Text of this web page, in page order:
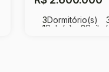
3Dormitório(s)
1Sala(s) 3